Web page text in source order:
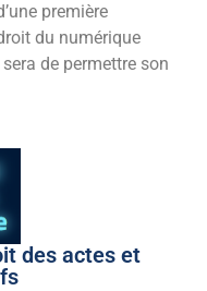
première
du numérique
de permettre son
des actes et